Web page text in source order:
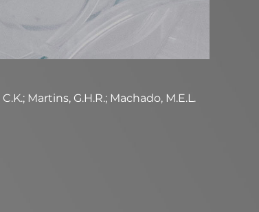
Martins, G.H.R.; Machado, M.E.L.